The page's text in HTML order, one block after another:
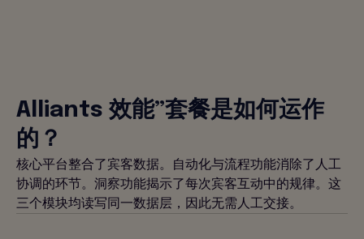
Alliants 效能”套餐是如何运作
的？
核心平台整合了宾客数据。自动化与流程功能消除了人工
协调的环节。洞察功能揭示了每次宾客互动中的规律。这
三个模块均读写同一数据层，因此无需人工交接。